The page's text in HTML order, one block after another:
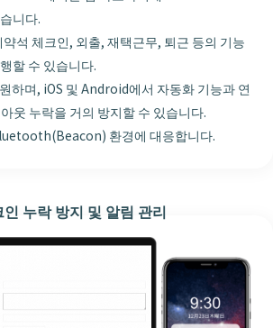
니다.
석 체크인, 외출, 재택근무, 퇴근 등의 기능
할 수 있습니다.
하며, iOS 및 Android에서 자동화 기능과 연
웃 누락을 거의 방지할 수 있습니다.
환경에 대응합니다.
누락 방지 및 알림 관리